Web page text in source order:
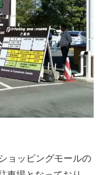
ョッピングモールの